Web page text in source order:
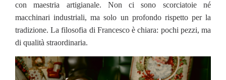
con maestria artigianale. Non ci sono scorciatoie né
macchinari industriali, ma solo un profondo rispetto per la
tradizione. La filosofia di Francesco è chiara: pochi pezzi, ma
di qualità straordinaria.